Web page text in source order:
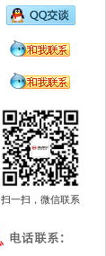
扫一扫，微信联系